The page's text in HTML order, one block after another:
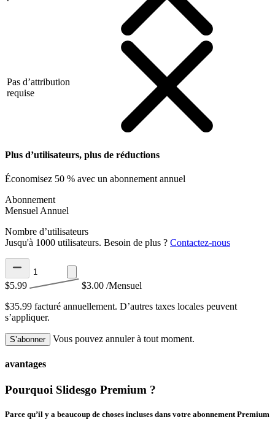
Pas d’attribution
requise
Plus d’utilisateurs, plus de réductions
Économisez 50 % avec un abonnement annuel
Abonnement
Mensuel Annuel
Nombre d’utilisateurs
Jusqu'à 1000 utilisateurs. Besoin de plus ? Contactez-nous
$5.99 $3.00 /Mensuel
$35.99 facturé annuellement. D’autres taxes locales peuvent
s’appliquer.
S’abonner Vous pouvez annuler à tout moment.
avantages
Pourquoi Slidesgo Premium ?
Parce qu’il y a beaucoup de choses incluses dans votre abonnement Premium